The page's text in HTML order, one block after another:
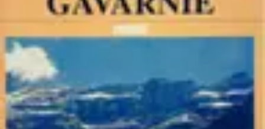
Destination Parfaite
Conseils de voyage
Conseils pratiques
Planification de
Destination Parfaite